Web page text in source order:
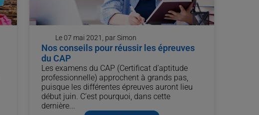
Le 07 mai 2021, par Simon
Nos conseils pour réussir les épreuves
du CAP
Les examens du CAP (Certificat d’aptitude
professionnelle) approchent à grands pas,
puisque les différentes épreuves auront lieu
début juin. C’est pourquoi, dans cette
dernière...